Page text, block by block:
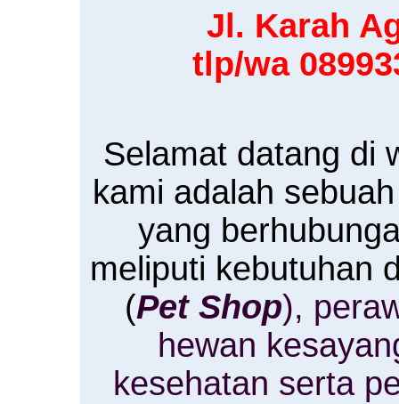
Jl. Karah
tlp/wa
Selamat datang di
kami adalah
yang
meliputi kebutuhan
(Pet Shop),
hewan
kesehatan serta